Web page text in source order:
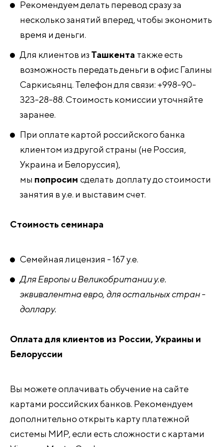
Рекомендуем делать перевод сразу за
несколько занятий вперед, чтобы экономить
время и деньги.
Для клиентов из Ташкента также есть
возможность передать деньги в офис Галины
Саркисьянц. Телефон для связи: +998-90-
323-28-88. Стоимость комиссии уточняйте
заранее.
При оплате картой российского банка
клиентом из другой страны (не Россия,
Украина и Белоруссия),
мы попросим сделать доплату до стоимости
занятия в у.е. и выставим счет.
Стоимость семинара
Семейная лицензия - 167 у.е.
Для Европы и Великобритании у.е.
эквивалентна евро, для остальных стран -
доллару.
Оплата для клиентов из России, Украины и
Белоруссии
Вы можете оплачивать обучение на сайте
картами российских банков. Рекомендуем
дополнительно открыть карту платежной
системы МИР, если есть сложности с картами